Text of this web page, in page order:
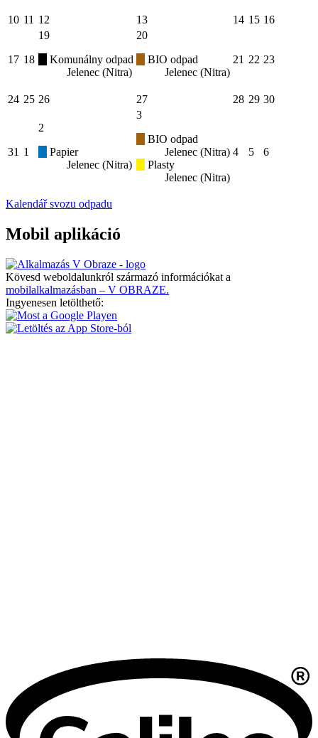
10 11 12 13 14 15 16
17 18
19
Komunálny odpad
Jelenec (Nitra)
20
BIO odpad
Jelenec (Nitra)
21 22 23
24 25 26 27 28 29 30
31 1
2
Papier
Jelenec (Nitra)
3
BIO odpad
Jelenec (Nitra)
Plasty
Jelenec (Nitra)
4 5 6
Kalendář svozu odpadu
Mobil aplikáció
Kövesd weboldalunkról származó információkat a
mobilalkalmazásban – V OBRAZE.
Ingyenesen letölthető: